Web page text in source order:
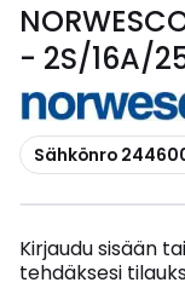
- 2S/16A/
Kopioi
Sähkönro
Kirjaudu sisään
tehdäksesi